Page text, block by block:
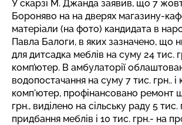
У скарзі М. Джанда заявив, що 7
Бороняво на на дверях магазину-кафе
матеріали (на фото) кандидата в
Павла Балоги, в яких зазначено, що
для дитсадка меблів на суму 24 тис.
комп’ютер. В амбулаторії
водопостачання на суму 7 тис. грн.. і
комп'ютер, профінансовано ремонт
грн., виділено на сільську раду 5 тис.
придбання меблів і 10 тис. грн.- на